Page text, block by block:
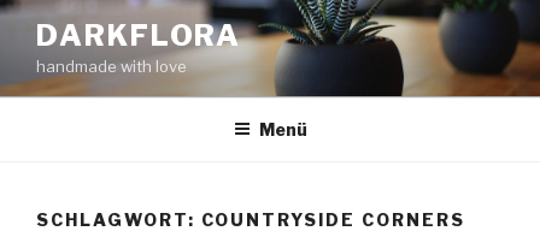
Zum
Inhalt
springen
DARKFLORA
handmade with love
Menü
SCHLAGWORT: COUNTRYSIDE CORNERS